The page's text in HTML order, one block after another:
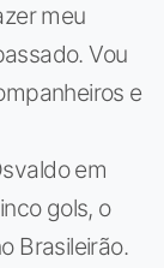
meu
Vou
e
em
gols, o
Brasileirão.